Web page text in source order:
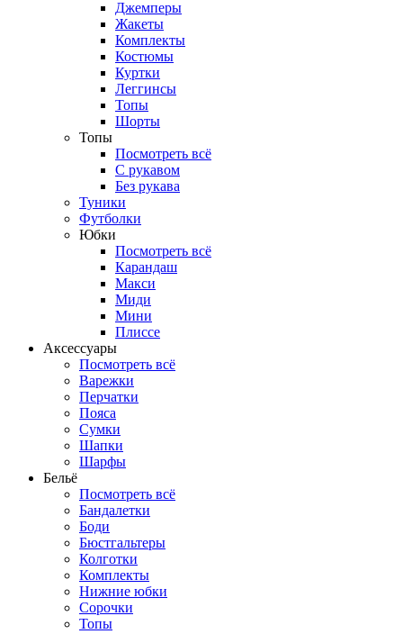
Джемперы
Жакеты
Комплекты
Костюмы
Куртки
Леггинсы
Топы
Шорты
Топы
Посмотреть всё
C рукавом
Без рукава
Туники
Футболки
Юбки
Посмотреть всё
Карандаш
Макси
Миди
Мини
Плиссе
Аксессуары
Посмотреть всё
Варежки
Перчатки
Пояса
Сумки
Шапки
Шарфы
Бельё
Посмотреть всё
Бандалетки
Боди
Бюстгальтеры
Колготки
Комплекты
Нижние юбки
Сорочки
Топы